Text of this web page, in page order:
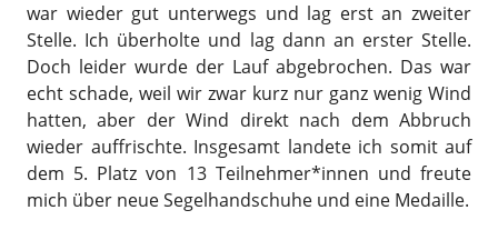
war wieder gut unterwegs und lag erst an zweiter
Stelle. Ich überholte und lag dann an erster Stelle.
Doch leider wurde der Lauf abgebrochen. Das war
echt schade, weil wir zwar kurz nur ganz wenig Wind
hatten, aber der Wind direkt nach dem Abbruch
wieder auffrischte. Insgesamt landete ich somit auf
dem 5. Platz von 13 Teilnehmer*innen und freute
mich über neue Segelhandschuhe und eine Medaille.